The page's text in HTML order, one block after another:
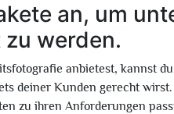
an, um
werden.
anbietest, kannst
deiner Kunden gerecht
zu ihren Anforderungen